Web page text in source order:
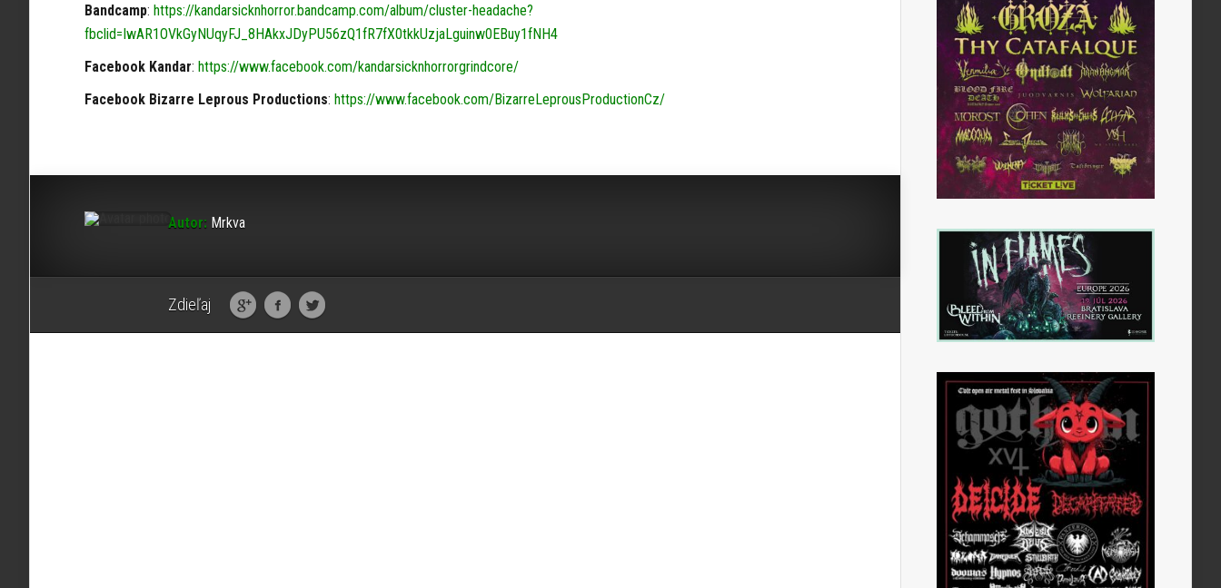
Bandcamp: https://kandarsicknhorror.bandcamp.com/album/cluster-headache?
fbclid=IwAR1OVkGyNUqyFJ_8HAkxJDyPU56zQ1fR7fX0tkkUzjaLguinw0EBuy1fNH4
Facebook Kandar: https://www.facebook.com/kandarsicknhorrorgrindcore/
Facebook Bizarre Leprous Productions: https://www.facebook.com/BizarreLeprousProductionCz/
Autor: Mrkva
Zdieľaj